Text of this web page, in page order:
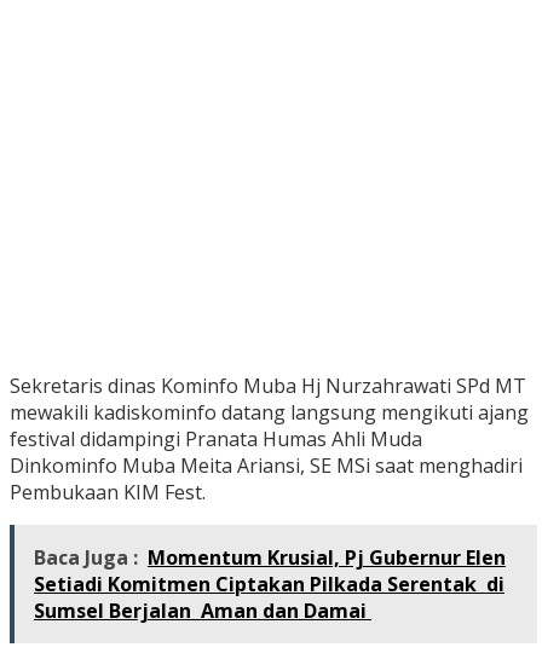
Sekretaris dinas Kominfo Muba Hj Nurzahrawati SPd MT
mewakili kadiskominfo datang langsung mengikuti ajang
festival didampingi Pranata Humas Ahli Muda
Dinkominfo Muba Meita Ariansi, SE MSi saat menghadiri
Pembukaan KIM Fest.
Baca Juga : Momentum Krusial, Pj Gubernur Elen
Setiadi Komitmen Ciptakan Pilkada Serentak di
Sumsel Berjalan Aman dan Damai